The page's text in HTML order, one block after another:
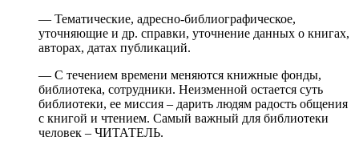
— Тематические, адресно-библиографическое,
уточняющие и др. справки, уточнение данных о книгах,
авторах, датах публикаций.
— С течением времени меняются книжные фонды,
библиотека, сотрудники. Неизменной остается суть
библиотеки, ее миссия – дарить людям радость общения
с книгой и чтением. Самый важный для библиотеки
человек – ЧИТАТЕЛЬ.